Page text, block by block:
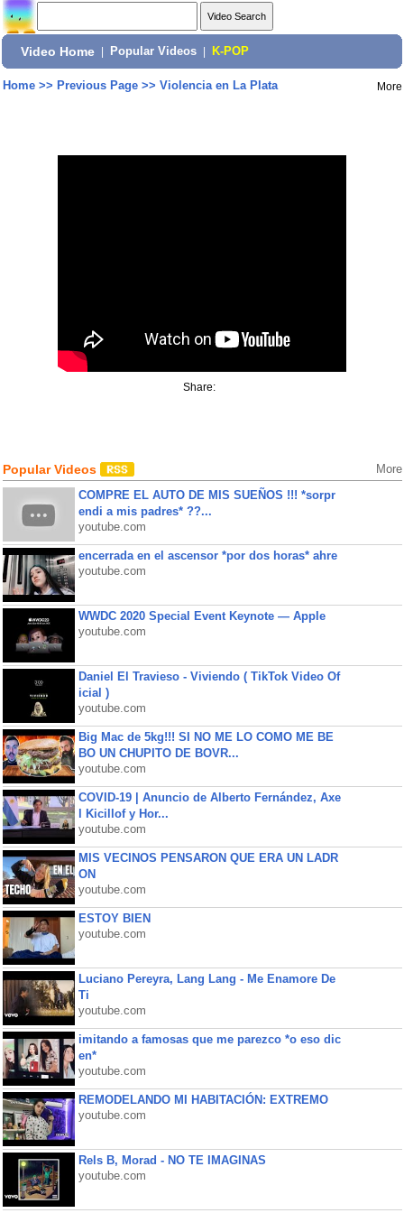
Video Home Popular Videos K-POP
Home>> Previous Page>> Violencia en La Plata More
Share:
Popular Videos More
COMPRE EL AUTO DE MIS SUEÑOS !!! *sorpr
endi a mis padres* ??...
youtube.com
encerrada en el ascensor *por dos horas* ahre
youtube.com
WWDC 2020 Special Event Keynote — Apple
youtube.com
Daniel El Travieso - Viviendo ( TikTok Video Of
icial )
youtube.com
Big Mac de 5kg!!! SI NO ME LO COMO ME BE
BO UN CHUPITO DE BOVR...
youtube.com
COVID-19 | Anuncio de Alberto Fernández, Axe
l Kicillof y Hor...
youtube.com
MIS VECINOS PENSARON QUE ERA UN LADR
ON
youtube.com
ESTOY BIEN
youtube.com
Luciano Pereyra, Lang Lang - Me Enamore De
Ti
youtube.com
imitando a famosas que me parezco *o eso dic
en*
youtube.com
REMODELANDO MI HABITACIÓN: EXTREMO
youtube.com
Rels B, Morad - NO TE IMAGINAS
youtube.com